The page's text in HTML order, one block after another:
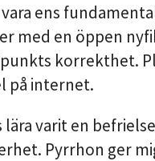
vara ens
med en öppen
korrekthet.
på internet.
lära varit en
Pyrrhon ger